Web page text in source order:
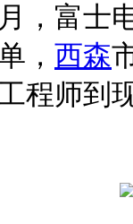
，富士
， 西森
程师到